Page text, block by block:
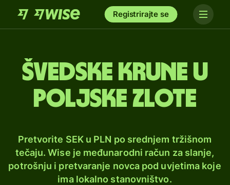
Registrirajte se
Švedske krune u
poljske zlote
Pretvorite SEK u PLN po srednjem tržišnom
tečaju. Wise je međunarodni račun za slanje,
potrošnju i pretvaranje novca pod uvjetima koje
ima lokalno stanovništvo.